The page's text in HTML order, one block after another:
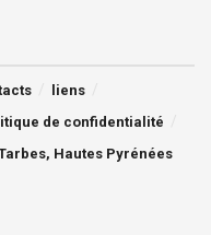
liens
de confidentialité
Hautes Pyrénées